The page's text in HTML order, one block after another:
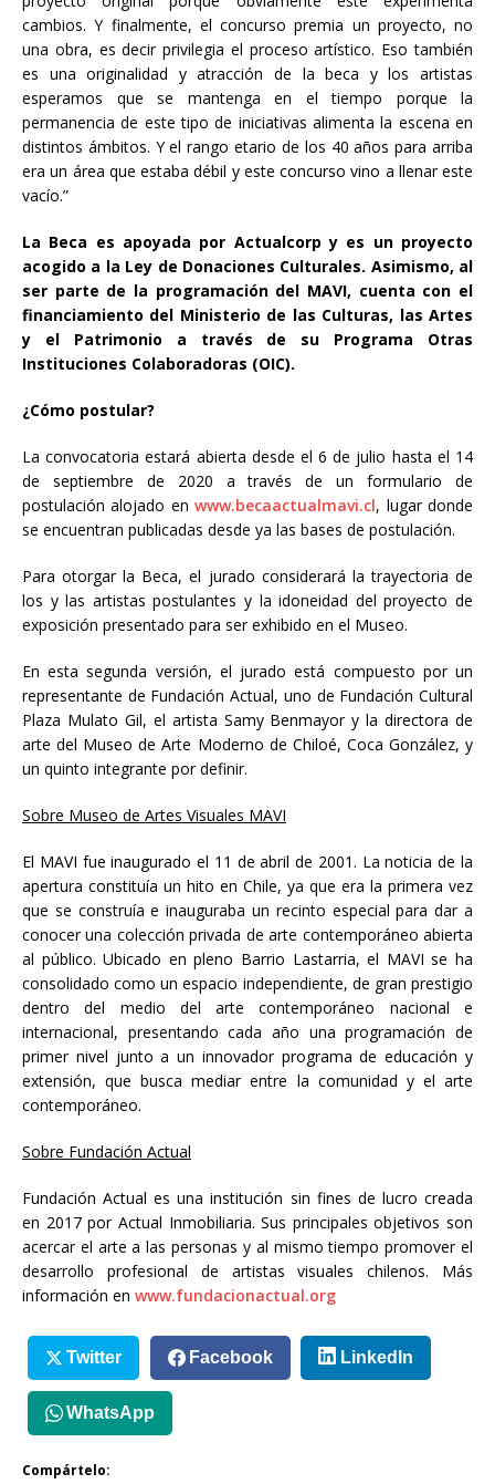
cambios. Y finalmente, el concurso premia un proyecto, no
una obra, es decir privilegia el proceso artístico. Eso también
es una originalidad y atracción de la beca y los artistas
esperamos que se mantenga en el tiempo porque la
permanencia de este tipo de iniciativas alimenta la escena en
distintos ámbitos. Y el rango etario de los 40 años para arriba
era un área que estaba débil y este concurso vino a llenar este
vacío.”
La Beca es apoyada por Actualcorp y es un proyecto
acogido a la Ley de Donaciones Culturales. Asimismo, al
ser parte de la programación del MAVI, cuenta con el
financiamiento del Ministerio de las Culturas, las Artes
y el Patrimonio a través de su Programa Otras
Instituciones Colaboradoras (OIC).
¿Cómo postular?
La convocatoria estará abierta desde el 6 de julio hasta el 14
de septiembre de 2020 a través de un formulario de
postulación alojado enwww.becaactualmavi.cl, lugar donde
se encuentran publicadas desde ya las bases de postulación.
Para otorgar la Beca, el jurado considerará la trayectoria de
los y las artistas postulantes y la idoneidad del proyecto de
exposición presentado para ser exhibido en el Museo.
En esta segunda versión, el jurado está compuesto por un
representante de Fundación Actual, uno de Fundación Cultural
Plaza Mulato Gil, el artista Samy Benmayor y la directora de
arte del Museo de Arte Moderno de Chiloé, Coca González, y
un quinto integrante por definir.
Sobre Museo de Artes Visuales MAVI
El MAVI fue inaugurado el 11 de abril de 2001. La noticia de la
apertura constituía un hito en Chile, ya que era la primera vez
que se construía e inauguraba un recinto especial para dar a
conocer una colección privada de arte contemporáneo abierta
al público. Ubicado en pleno Barrio Lastarria, el MAVI se ha
consolidado como un espacio independiente, de gran prestigio
dentro del medio del arte contemporáneo nacional e
internacional, presentando cada año una programación de
primer nivel junto a un innovador programa de educación y
extensión, que busca mediar entre la comunidad y el arte
contemporáneo.
Sobre Fundación Actual
Fundación Actual es una institución sin fines de lucro creada
en 2017 por Actual Inmobiliaria. Sus principales objetivos son
acercar el arte a las personas y al mismo tiempo promover el
desarrollo profesional de artistas visuales chilenos. Más
información en www.fundacionactual.org
Twitter Facebook LinkedIn
WhatsApp
Compártelo: